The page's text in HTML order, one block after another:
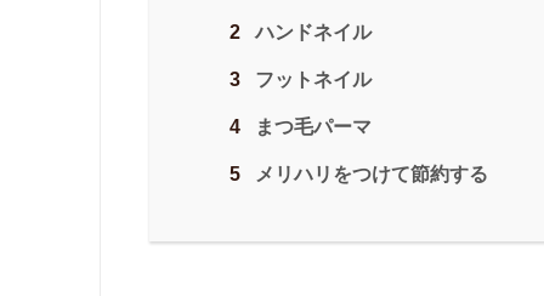
2 ハンドネイル
3 フットネイル
4 まつ毛パーマ
5 メリハリをつけて節約する